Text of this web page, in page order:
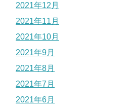
2021年12月
2021年11月
2021年10月
2021年9月
2021年8月
2021年7月
2021年6月